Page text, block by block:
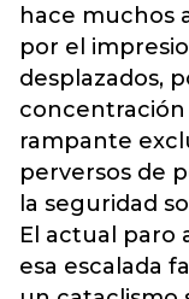
hace muchos
por el
desplazados,
concentración
rampante
perversos de
la seguridad
El actual paro
esa escalada